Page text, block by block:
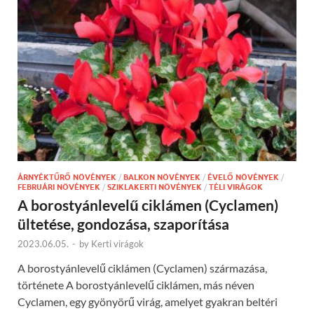
ÁRNYÉKTŰRŐ NÖVÉNYEK / BALKON NÖVÉNYEK / ÉVELŐ NÖVÉNYEK /
FEBRUÁRI NÖVÉNYEK / SZIKLAKERTI NÖVÉNYEK / TÉLI VIRÁGOK
A borostyánlevelű ciklámen (Cyclamen)
ültetése, gondozása, szaporítása
2023.06.05. - by Kerti virágok
A borostyánlevelű ciklámen (Cyclamen) származása,
története A borostyánlevelű ciklámen, más néven
Cyclamen, egy gyönyörű virág, amelyet gyakran beltéri